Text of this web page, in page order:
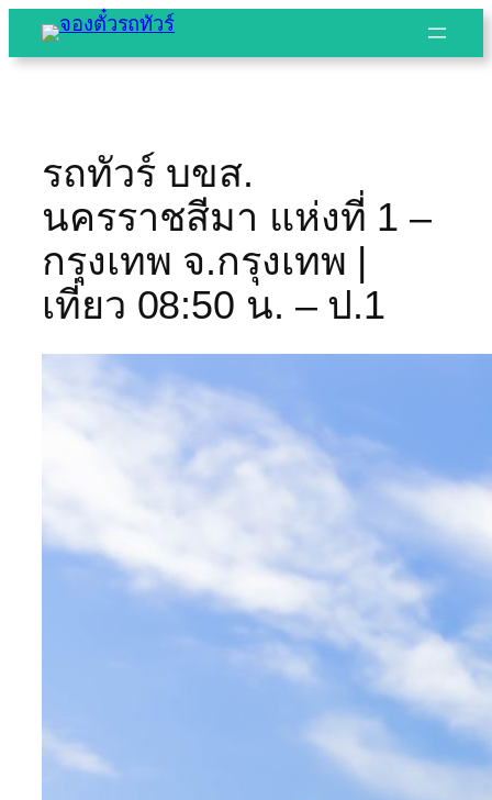
Skip
รถทัวร์ บขส.
นครราชสีมา แห่งที่ 1 –
กรุงเทพ จ.กรุงเทพ |
เที่ยว 08:50 น. – ป.1